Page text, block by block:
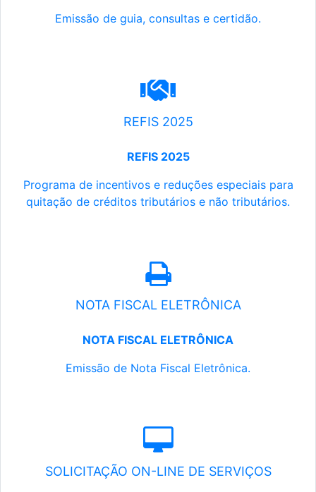
Emissão de guia, consultas e certidão.
REFIS 2025
REFIS 2025
Programa de incentivos e reduções especiais para
quitação de créditos tributários e não tributários.
NOTA FISCAL ELETRÔNICA
NOTA FISCAL ELETRÔNICA
Emissão de Nota Fiscal Eletrônica.
SOLICITAÇÃO ON-LINE DE SERVIÇOS